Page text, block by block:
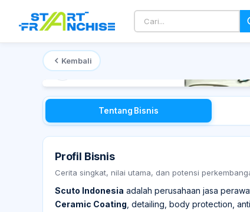
Kembali
Mulai dari
Rp 500 Juta
Tentang Bisnis
Profil Bisnis
Cerita singkat, nilai utama, dan potensi
Scuto Indonesia adalah perusahaan jasa
Ceramic Coating , detailing, body protection,